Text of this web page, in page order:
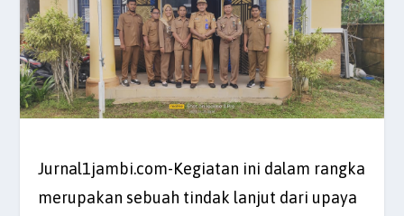
Jurnal1jambi.com-Kegiatan ini dalam rangka
merupakan sebuah tindak lanjut dari upaya